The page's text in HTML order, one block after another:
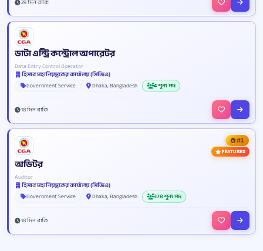
ডাটা এন্ট্রি কন্ট্রোল অপারেটর
Data Entry Control Operator
হিসাব মহানিয়ন্ত্রকের কার্যালয় (সিজিএ)
Government Service
Dhaka, Bangladesh 4 শূন্য পদ
18 দিন বাকি
#1
FEATURED
অডিটর
Auditor
হিসাব মহানিয়ন্ত্রকের কার্যালয় (সিজিএ)
Government Service
Dhaka, Bangladesh 378 শূন্য পদ
18 দিন বাকি